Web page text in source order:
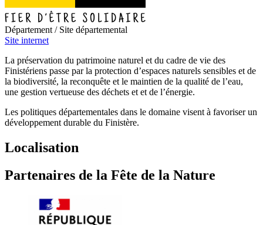
Département / Site départemental
Site internet
La préservation du patrimoine naturel et du cadre de vie des
Finistériens passe par la protection d’espaces naturels sensibles et de
la biodiversité, la reconquête et le maintien de la qualité de l’eau,
une gestion vertueuse des déchets et et de l’énergie.
Les politiques départementales dans le domaine visent à favoriser un
développement durable du Finistère.
Localisation
Partenaires de la Fête de la Nature